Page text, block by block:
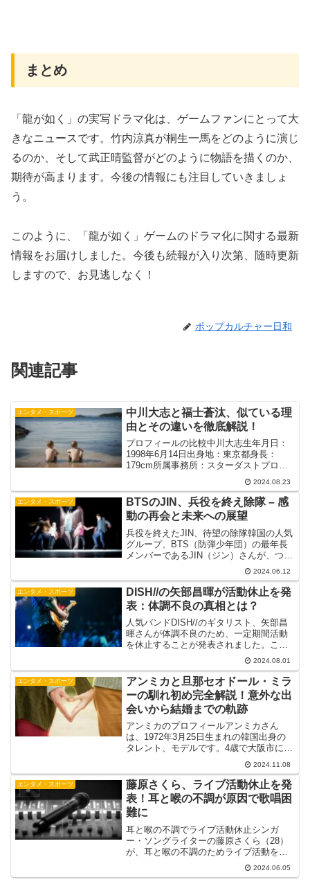
まとめ
「龍が如く」の実写ドラマ化は、ゲームファンにとって大
きなニュースです。竹内涼真が桐生一馬をどのように演じ
るのか、そして武正晴監督がどのように物語を描くのか、
期待が高まります。今後の情報にも注目していきましょ
う。
このように、「龍が如く」ゲームのドラマ化に関する最新
情報をお届けしました。今後も続報が入り次第、随時更新
しますので、お見逃しなく！
ポップカルチャー日和
関連記事
エンタメ・スポーツ
中川大志と福士蒼汰、似ている理
由とその違いを徹底解説！
プロフィールの比較中川大志生年月日：
1998年6月14日出身地：東京都身長：
179cm所属事務所：スターダストプロモ
ーション福士蒼汰生年月日：1993年5月
30日出身地：東京都身長：183cm所属事
務所：研音中川大志に関する記事はこち
ら中川...
2024.08.23
エンタメ・スポーツ
BTSのJIN、兵役を終え除隊 – 感
動の再会と未来への展望
兵役を終えたJIN、待望の除隊韓国の人気
グループ、BTS（防弾少年団）の最年長
メンバーであるJIN（ジン）さんが、つい
に約1年半の兵役を終え、2024年6月12日
に除隊しました。北朝鮮に近い京畿道漣
川郡の陸軍第5師団新兵教育隊で助教とし
て服...
2024.06.12
エンタメ・スポーツ
DISH//の矢部昌暉が活動休止を発
表：体調不良の真相とは？
人気バンドDISH//のギタリスト、矢部昌
暉さんが体調不良のため、一定期間活動
を休止することが発表されました。この
ニュースはファンにとって大きな衝撃と
なり、多くの人々が彼の健康を心配して
います。この記事では、矢部さんの活動
休止の背景や今後の...
2024.08.01
エンタメ・スポーツ
アンミカと旦那セオドール・ミラ
ーの馴れ初め完全解説！意外な出
会いから結婚までの軌跡
アンミカのプロフィールアンミカさん
は、1972年3月25日生まれの韓国出身の
タレント、モデルです。4歳で大阪市に移
住し、大阪府立住吉高等学校を卒業後、
パリでモデルとしてキャリアをスタート
させました。現在は、モデルやタレント
としての活動に加え...
2024.11.08
エンタメ・スポーツ
藤原さくら、ライブ活動休止を発
表！耳と喉の不調が原因で歌唱困
難に
耳と喉の不調でライブ活動休止シンガ
ー・ソングライターの藤原さくら（28）
が、耳と喉の不調のためライブ活動を一
時休止することを発表しました。6月5
日、所属事務所アミューズの公式サイト
2024.06.05